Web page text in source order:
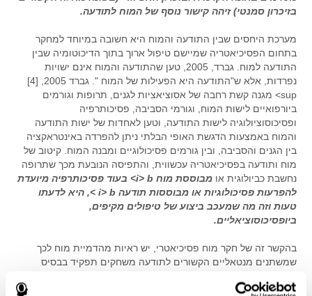
בזיכרון סמנטי) זיהה קישור נוסף של המוח לתודעה.
מערכת היחסים שבין התודעה והמוח היא חשובה במיוחד למחקר
בתחום הפסיכיאטריה שמיישם טיפול ארוך בתוך הדיכוטומיה שבין
התודעה למוח. גברד, 2005, טען שהתודעה והמוח אינם ישויות
נפרדות, אלא ש"התודעה היא הפעילות של המוח ". גברד 2005, [4]
sup> מגנה קשת רחבה של אסוציאציות לגנים, תרופות וגורמים
ביורפואיים לישות המוח, וגורמי הסביבה, פסיכותרפיה
ופסיכוסוציולוגיה לישות התודעה, וטען לאחדות של ישות התודעה
והמוח באמצעות הדגשת האופי הבלתי ניתן להפרדה באינטראקציה
בין הגנים והסביבה, ובין גורמים פסיכולוגיים ומבנה המוח. קיטוב של
מוח ותודעה בפסיכיאטריה עכשווית, והתפיסה הנובעת מכך שתרופה
נחשבת כביולוגית או
מבוססת מוח i> b> בעוד פסיכותרפיה מיועדת
להפרעות פסיכולוגיות או
מבוססות תודעה i> b >, היא לדעתו
טעות וזה מה שמעכב ביצוע של טיפולים מקיפים,
ביופסיכוסוציאליים.
בהקשר זה של חקר מוח פסיכיאטרי, יש ראיות מהדמיית מוח לכך
שמשתנים מנטאליים הקשורים לתודעה משחקים תפקיד בבסיס
בהתבסס על התוצאות של מחקרי הדמייה ושל ההשפעה של